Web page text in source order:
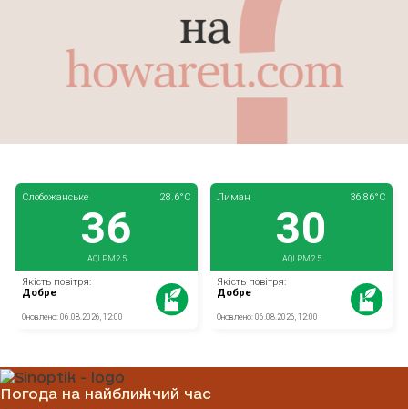
Погода на найближчий час